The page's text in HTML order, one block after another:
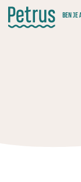
Doorgaan
naar
hoofdinhoud
BEN JE